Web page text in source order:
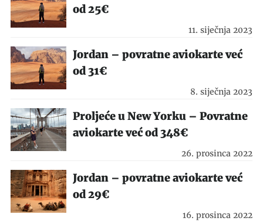
od 25€
11. siječnja 2023
Jordan – povratne aviokarte već
od 31€
8. siječnja 2023
Proljeće u New Yorku – Povratne
aviokarte već od 348€
26. prosinca 2022
Jordan – povratne aviokarte već
od 29€
16. prosinca 2022